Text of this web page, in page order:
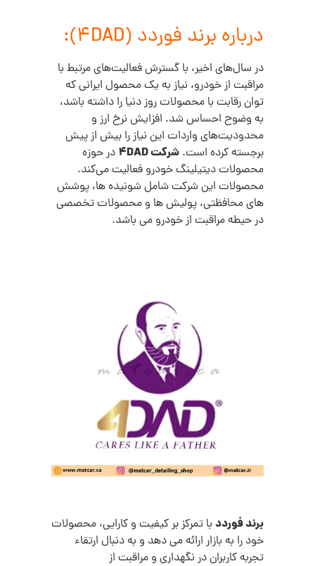
درباره برند فوردد (4DAD):
در سال‌های اخیر، با گسترش فعالیت‌های مرتبط با
مراقبت از خودرو، نیاز به یک محصول ایرانی که
توان رقابت با محصولات روز دنیا را داشته باشد،
به وضوح احساس شد. افزایش نرخ ارز و
محدودیت‌های واردات این نیاز را بیش از پیش
برجسته کرده است. شرکت 4DAD
در حوزه
محصولات دیتیلینگ خودرو فعالیت می‌کند.
محصولات این شرکت شامل شونیده ها، پوشش
های محافظتی، پولیش ها و محصولات تخصصی
در حیطه مراقبت از خودرو می باشد.
برند فورددبا تمرکز بر کیفیت و کارایی، محصولات
خود را به بازار ارائه می دهد و به دنبال ارتقاء
تجربه کاربران در نگهداری و مراقبت از